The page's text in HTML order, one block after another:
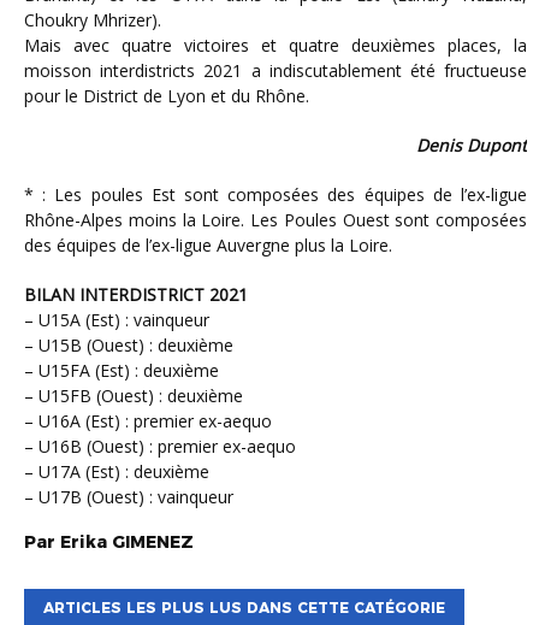
Choukry Mhrizer).
Mais avec quatre victoires et quatre deuxièmes places, la
moisson interdistricts 2021 a indiscutablement été fructueuse
pour le District de Lyon et du Rhône.
Denis Dupont
* : Les poules Est sont composées des équipes de l’ex-ligue
Rhône-Alpes moins la Loire. Les Poules Ouest sont composées
des équipes de l’ex-ligue Auvergne plus la Loire.
BILAN INTERDISTRICT 2021
– U15A (Est) : vainqueur
– U15B (Ouest) : deuxième
– U15FA (Est) : deuxième
– U15FB (Ouest) : deuxième
– U16A (Est) : premier ex-aequo
– U16B (Ouest) : premier ex-aequo
– U17A (Est) : deuxième
– U17B (Ouest) : vainqueur
Par Erika GIMENEZ
ARTICLES LES PLUS LUS DANS CETTE CATÉGORIE